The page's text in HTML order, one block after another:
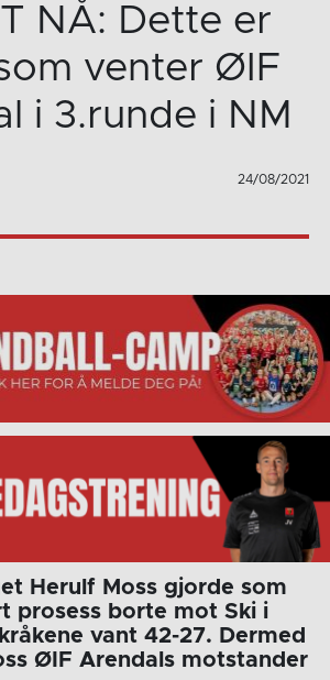
NÅ: Dette er
venter ØIF
i 3.runde i NM
24/08/2021
Herulf Moss gjorde som
prosess borte mot Ski i
vant 42-27. Dermed
ØIF Arendals motstander